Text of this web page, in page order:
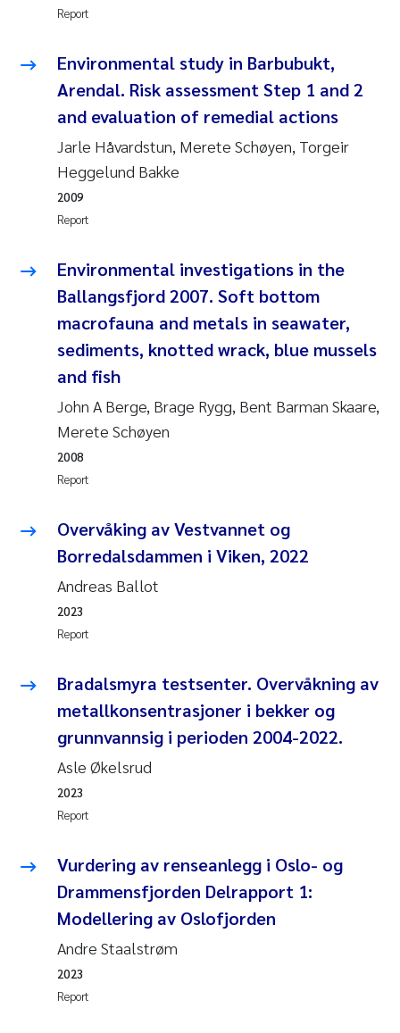
2016
2015
2014
2013
2012
2010
2009
2008
2007
2006
2005
Sara Calabrese
Ole-Kristian Hess-Erga
Caroline Mengeot
Paulo Mira Fernandes
Bibiana Gomez Crespo
Laura Friedrich
Elizaveta Protsenko
Eli Rinde
Benoit Olivier Demars
Nicholas Roden
Stephanie Delacroix
Maia Røst Kile
Hege Gundersen
Janne Kim Gitmark
Inga Fløisand
Maria Thérése Hultman
Ana Margarida Pinto Costa
Report
Environmental study in Barbubukt,
Arendal. Risk assessment Step 1 and 2
and evaluation of remedial actions
Jarle Håvardstun, Merete Schøyen, Torgeir
Heggelund Bakke
Report
2009
Environmental investigations in the
Ballangsfjord 2007. Soft bottom
macrofauna and metals in seawater,
sediments, knotted wrack, blue mussels
and fish
John A Berge, Brage Rygg, Bent Barman Skaare,
Merete Schøyen
Report
2008
Overvåking av Vestvannet og
Borredalsdammen i Viken, 2022
Andreas Ballot
Report
2023
Bradalsmyra testsenter. Overvåkning av
metallkonsentrasjoner i bekker og
grunnvannsig i perioden 2004-2022.
Asle Økelsrud
Report
2023
Vurdering av renseanlegg i Oslo- og
Drammensfjorden Delrapport 1:
Modellering av Oslofjorden
Andre Staalstrøm
Report
2023